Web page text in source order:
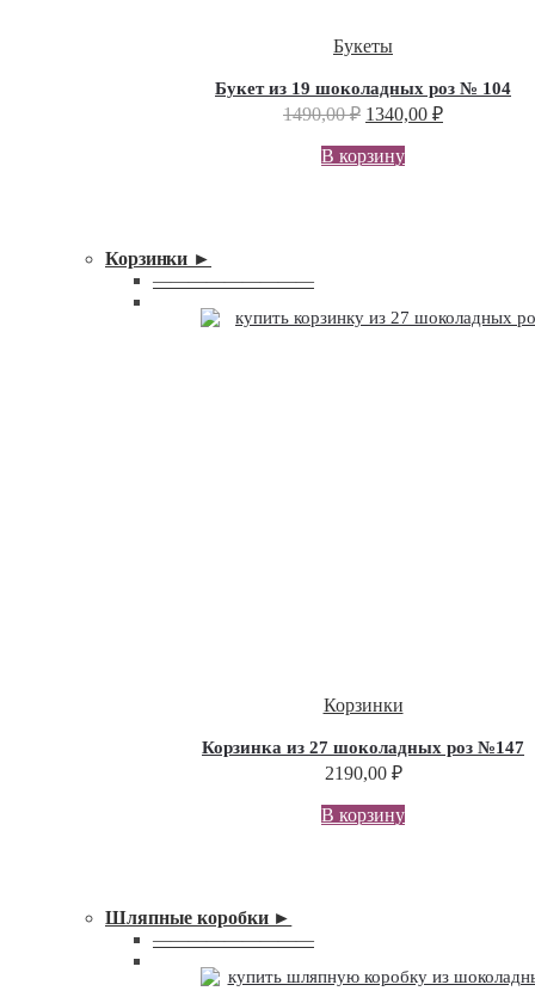
Букеты
Букет из 19 шоколадных роз № 104
1490,00₽ 1340,00 ₽
В корзину
Корзинки ►
—————————
Корзинки
Корзинка из 27 шоколадных роз №147
2190,00 ₽
В корзину
Шляпные коробки ►
—————————